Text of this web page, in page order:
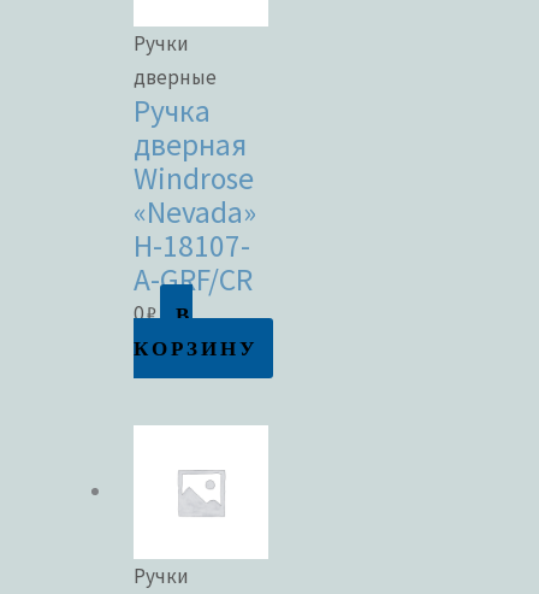
Ручки
дверные
Ручка
дверная
Windrose
«Nevada»
H-18107-
A-GRF/CR
0₽
В
КОРЗИНУ
Ручки